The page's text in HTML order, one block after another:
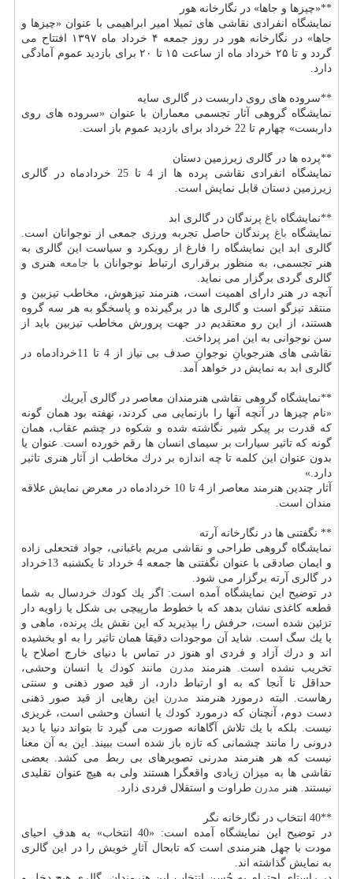
**«چیزها و جاها» در نگارخانه هور
نمایشگاه انفرادی نقاشی های ثمیلا امیر ابراهیمی با عنوان «چیزها و
جاها» در نگارخانه هور در روز جمعه ۴ خرداد ماه ۱۳۹۷ افتتاح می
گردد و تا ۲۵ خرداد ماه از ساعت ۱۵ تا ۲۰ برای بازدید عموم آمادگی
دارد.
**سروده های روی داربست در گالری سایه
نمایشگاه گروهی آثار تجسمی معماران با عنوان «سروده های روی
داربست» چهارم تا 22 خرداد برای بازدید عموم باز است.
**پرده ها در گالری زیرزمین دستان
نمایشگاه انفرادی نقاشی پرده ها از 4 تا 25 خردادماه در گالری
زیرزمین دستان قابل نمایش است.
**نمایشگاه باغ پرندگان در گالری ابد
نمایشگاه باغ پرندگان حاصل تجربه ورزی جمعی از نوجوانان است.
گالری ابد این نمایشگاه را فارغ از رویكرد و سیاست این گالری به
هنر تجسمی، به منظور برقراری ارتباط نوجوانان با جامعه هنری و
گالری گردی برگزار می نماید.
آنچه در هنر دارای اهمیت است، هنرمند تیزهوش، مخاطب تیزبین و
منتقد تیزگو است و گالری ها در برگیرنده و پاسخگو به هر سه گروه
هستند، از این رو معتقدیم در جهت پرورش مخاطب تیزبین باید از
سن نوجوانی به این امر پرداخت.
نقاشی های هنرجویانِ نوجوانِ صدف بی نیاز از 4 تا 11خردادماه در
گالری ابد به نمایش در خواهد آمد.
**نمایشگاه گروهی نقاشی هنرمندان معاصر در گالری آیریك
«نام چیزها در آنچه آنها را بازنمایی می كردند، نهفته بود همان گونه
كه قدرت بر پیكر شیر نگاشته شده و شكوه در چشم عقاب، همان
گونه كه تاثیر سیارات بر سیمای انسان ها رقم خورده است. عنوان یا
بدون عنوان این كلمه تا چه اندازه بر درك مخاطب از آثار هنری تاثیر
دارد.»
آثار چندین هنرمند معاصر از 4 تا 10 خردادماه در معرض نمایش علاقه
مندان است.
** نگفتنی ها در نگارخانه آرته
نمایشگاه گروهی طراحی و نقاشی مریم باغبانی، جواد فتحعلی زاده
و ایمان صادقی با عنوان نگفتنی ها جمعه 4 خرداد تا یكشنبه 13خرداد
در گالری آرته برگزار می شود.
در توضیح این نمایشگاه آمده است: اگر یك كودك خردسال به شما
قطعه كاغذی نشان بدهد كه با خطوط مارپیچی بی شكل یا زاویه دار
تزئین شده است، حرفش را بپذیرید كه این نقش یك پرنده، ماهی و
یا یك سگ است. شاید آن موجودات دقیقا همان تاثیر را به او بخشیده
اند و درك آزاد و فردی او هنوز در تماس با دنیای خارج اصلاح یا
تخریب نشده است. هنرمند مدرن مانند كودك یا انسان وحشی،
حداقل تا آنجا كه به او ارتباط دارد، از قید صور ذهنی و سنتی
رهاست. البته درمورد هنرمند مدرن این رهایی از قید صور ذهنی
دست دوم، آنچنان كه درمورد كودك یا انسان وحشی است، غریزی
نیست. بلكه با یك تلاش آگاهانه صورت می گیرد تا بتواند دنیا یا دید
درونی را مانند چشمانی كه تازه باز شده است ببیند. این به آن معنا
نیست كه هر هنرمند مدرنی تصویرهای بی ربط می كشد. بعضی
نقاشی ها به میزان زیادی واقعگرا هستند ولی به هیچ عنوان تقلیدی
نیستند. هنر مدرن طراوت و استقلال فردی دارد.
**40 انتخاب در نگارخانه نگر
در توضیح این نمایشگاه آمده است: «40 انتخاب» به هدفِ احیای
مودت با چهل هنرمندی است كه تابحال آثارِ خویش را در این گالری
به نمایش گذاشته اند.